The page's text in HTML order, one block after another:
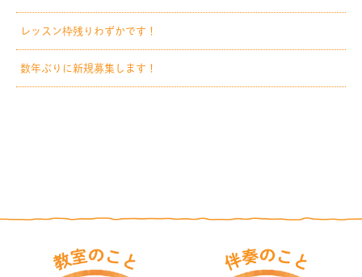
レッスン枠残りわずかです！
数年ぶりに新規募集します！